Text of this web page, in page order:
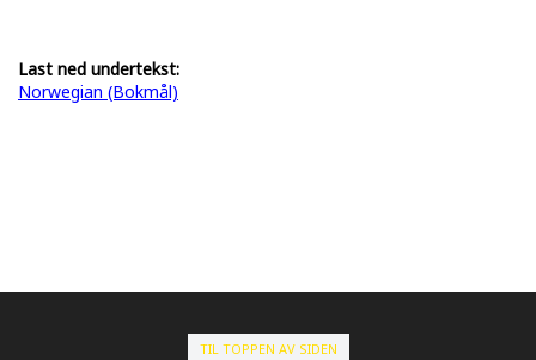
Last ned undertekst:
Norwegian (Bokmål)
TIL TOPPEN AV SIDEN